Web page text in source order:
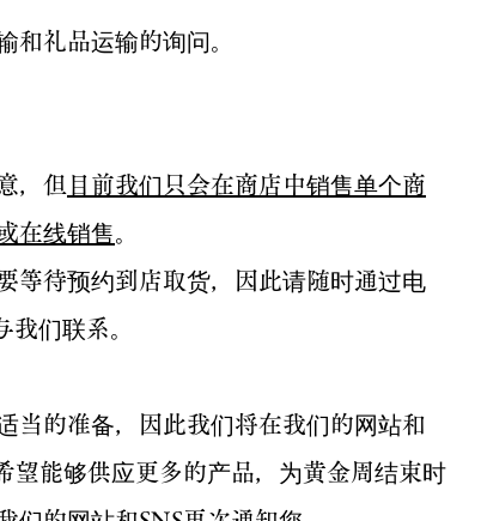
和礼品运输的询问。
，但 目前我们只会在商店中销售单个商
在线销售
等待预约到店取货，因此请随时通过电
们联系。
当的准备，因此我们将在我们的网站和
望能够供应更多的产品，为黄金周结束时